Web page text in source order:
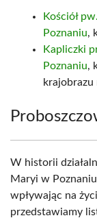
Kościół
Poznaniu,
Kapliczki
Poznaniu,
krajobrazu
W historii
Maryi w
wpływając na
przedstawiamy